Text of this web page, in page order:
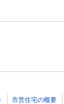
市営住宅の概要